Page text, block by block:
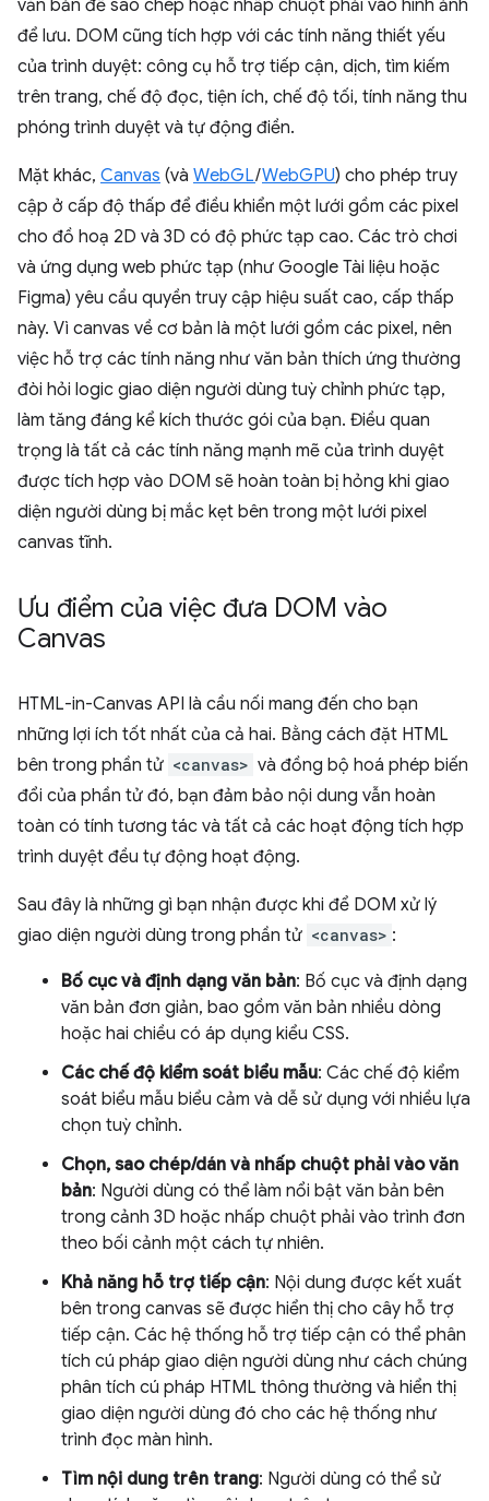
văn bản để sao chép hoặc nhấp chuột phải vào hình ảnh
để lưu. DOM cũng tích hợp với các tính năng thiết yếu
của trình duyệt: công cụ hỗ trợ tiếp cận, dịch, tìm kiếm
trên trang, chế độ đọc, tiện ích, chế độ tối, tính năng thu
phóng trình duyệt và tự động điền.
Mặt khác, Canvas (và WebGL/WebGPU) cho phép truy
cập ở cấp độ thấp để điều khiển một lưới gồm các pixel
cho đồ hoạ 2D và 3D có độ phức tạp cao. Các trò chơi
và ứng dụng web phức tạp (như Google Tài liệu hoặc
Figma) yêu cầu quyền truy cập hiệu suất cao, cấp thấp
này. Vì canvas về cơ bản là một lưới gồm các pixel, nên
việc hỗ trợ các tính năng như văn bản thích ứng thường
đòi hỏi logic giao diện người dùng tuỳ chỉnh phức tạp,
làm tăng đáng kể kích thước gói của bạn. Điều quan
trọng là tất cả các tính năng mạnh mẽ của trình duyệt
được tích hợp vào DOM sẽ hoàn toàn bị hỏng khi giao
diện người dùng bị mắc kẹt bên trong một lưới pixel
canvas tĩnh.
Ưu điểm của việc đưa DOM vào
Canvas
HTML-in-Canvas API là cầu nối mang đến cho bạn
những lợi ích tốt nhất của cả hai. Bằng cách đặt HTML
bên trong phần tử <canvas> và đồng bộ hoá phép biến
đổi của phần tử đó, bạn đảm bảo nội dung vẫn hoàn
toàn có tính tương tác và tất cả các hoạt động tích hợp
trình duyệt đều tự động hoạt động.
Sau đây là những gì bạn nhận được khi để DOM xử lý
giao diện người dùng trong phần tử <canvas> :
Bố cục và định dạng văn bản: Bố cục và định dạng
văn bản đơn giản, bao gồm văn bản nhiều dòng
hoặc hai chiều có áp dụng kiểu CSS.
Các chế độ kiểm soát biểu mẫu: Các chế độ kiểm
soát biểu mẫu biểu cảm và dễ sử dụng với nhiều lựa
chọn tuỳ chỉnh.
Chọn, sao chép/dán và nhấp chuột phải vào văn
bản: Người dùng có thể làm nổi bật văn bản bên
trong cảnh 3D hoặc nhấp chuột phải vào trình đơn
theo bối cảnh một cách tự nhiên.
Khả năng hỗ trợ tiếp cận: Nội dung được kết xuất
bên trong canvas sẽ được hiển thị cho cây hỗ trợ
tiếp cận. Các hệ thống hỗ trợ tiếp cận có thể phân
tích cú pháp giao diện người dùng như cách chúng
phân tích cú pháp HTML thông thường và hiển thị
giao diện người dùng đó cho các hệ thống như
trình đọc màn hình.
Tìm nội dung trên trang: Người dùng có thể sử